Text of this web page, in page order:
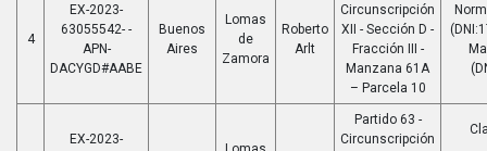
4
EX-2023-
63055542- -
APN-
DACYGD#AABE
Buenos
Aires
Lomas
de
Zamora
Roberto
Arlt
Circunscripción
XII - Sección D -
Fracción III -
Manzana 61A
– Parcela 10
EX-2023-
Partido 63 -
Circunscripción